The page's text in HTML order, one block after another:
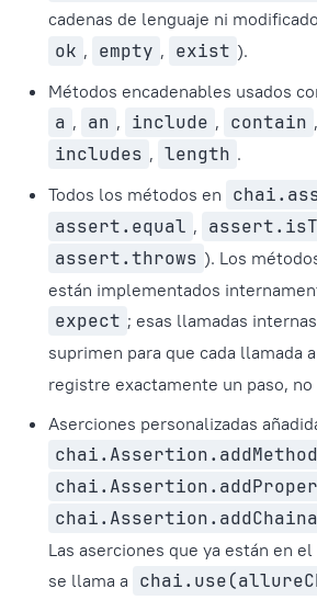
cadenas de lenguaje ni
ok , empty , exist ).
Métodos encadenables usados
a , an , include , contain ,
includes , length .
Todos los métodos en
assert.equal ,
assert.throws ). Los
están implementados
expect ; esas llamadas
suprimen para que cada llamada a
registre exactamente un paso, no
Aserciones personalizadas
Las aserciones que ya están en
se llama a